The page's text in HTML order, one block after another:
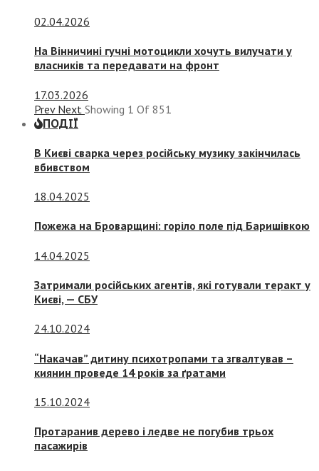
02.04.2026
На Вінничині гучні мотоцикли хочуть вилучати у
власників та передавати на фронт
17.03.2026
Prev Next Showing 1 Of 851
ПОДІЇ
В Києві сварка через російську музику закінчилась
вбивством
18.04.2025
Пожежа на Броварщині: горіло поле під Баришівкою
14.04.2025
Затримали російських агентів, які готували теракт у
Києві, — СБУ
24.10.2024
“Накачав” дитину психотропами та згвалтував –
киянин проведе 14 років за ґратами
15.10.2024
Протаранив дерево і ледве не погубив трьох
пасажирів